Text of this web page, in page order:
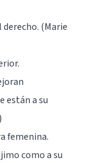
(Marie
están a su
femenina.
como a su